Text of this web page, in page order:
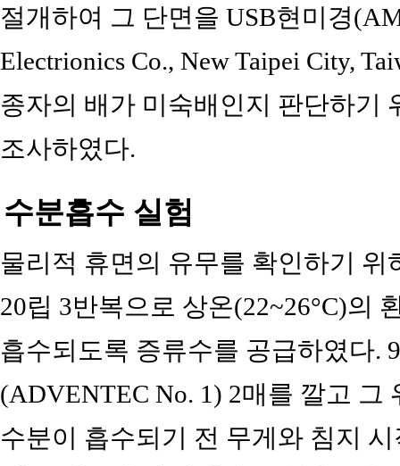
절개하여 그 단면을 USB현미경
Electrionics Co., New Taipei City,
종자의 배가 미숙배인지 판단하기
조사하였다.
수분흡수 실험
물리적 휴면의 유무를 확인하기
20립 3반복으로 상온(22~26°C)의
흡수되도록 증류수를 공급하였다.
(ADVENTEC No. 1) 2매를 깔고
수분이 흡수되기 전 무게와 침지